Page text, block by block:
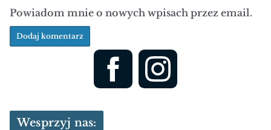
Powiadom mnie o nowych wpisach przez email.
Wesprzyj nas: